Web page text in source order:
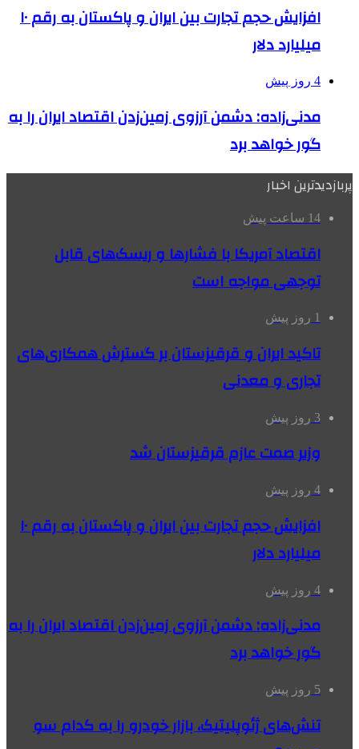
افزایش حجم تجارت بین ایران و پاکستان به رقم ۱۰
میلیارد دلار
4 روز پیش
مدنی‌زاده: دشمن آرزوی زمین‌زدن اقتصاد ایران را به
گور خواهد برد
پربازدیدترین اخبار
14 ساعت پیش
اقتصاد آمریکا با فشارها و ریسک‌های قابل
توجهی مواجه است
1 روز پیش
تاکید ایران و قرقیزستان بر گسترش همکاری‌های
تجاری و معدنی
3 روز پیش
وزیر صمت عازم قرقیزستان شد
4 روز پیش
افزایش حجم تجارت بین ایران و پاکستان به رقم ۱۰
میلیارد دلار
4 روز پیش
مدنی‌زاده: دشمن آرزوی زمین‌زدن اقتصاد ایران را به
گور خواهد برد
5 روز پیش
تنش‌های ژئوپلیتیک، بازار خودرو را به کدام سو